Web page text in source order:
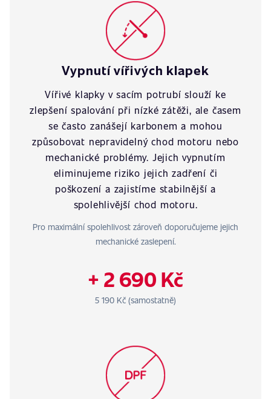
Vypnutí vířivých klapek
Vířivé klapky v sacím potrubí slouží ke
zlepšení spalování při nízké zátěži, ale časem
se často zanášejí karbonem a mohou
způsobovat nepravidelný chod motoru nebo
mechanické problémy. Jejich vypnutím
eliminujeme riziko jejich zadření či
poškození a zajistíme stabilnější a
spolehlivější chod motoru.
Pro maximální spolehlivost zároveň doporučujeme jejich
mechanické zaslepení.
+ 2 690 Kč
5 190 Kč (samostatně)